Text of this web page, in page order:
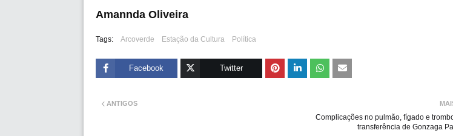
Amannda Oliveira
Tags: Arcoverde Estação da Cultura Política
Facebook Twitter
Complicações no pulmão, fígado e
transferência de Gonzaga
ANTIGOS